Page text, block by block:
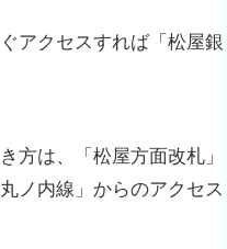
アクセスすれば「松屋銀
方は、「松屋方面改札」
ノ内線」からのアクセス